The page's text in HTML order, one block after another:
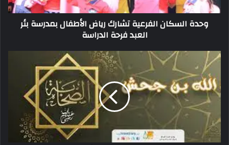
وحدة السكان الفرعية تشارك رياض الأطفال بمدرسة بئر
العبد فرحة الدراسة